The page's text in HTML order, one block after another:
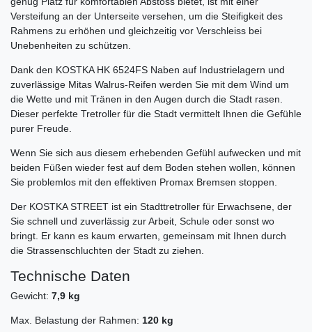
Versteifung an der Unterseite versehen, um die Steifigkeit des
Rahmens zu erhöhen und gleichzeitig vor Verschleiss bei
Unebenheiten zu schützen.
Dank den KOSTKA HK 6524FS Naben auf Industrielagern und
zuverlässige Mitas Walrus-Reifen werden Sie mit dem Wind um
die Wette und mit Tränen in den Augen durch die Stadt rasen.
Dieser perfekte Tretroller für die Stadt vermittelt Ihnen die Gefühle
purer Freude.
Wenn Sie sich aus diesem erhebenden Gefühl aufwecken und mit
beiden Füßen wieder fest auf dem Boden stehen wollen, können
Sie problemlos mit den effektiven Promax Bremsen stoppen.
Der KOSTKA STREET ist ein Stadttretroller für Erwachsene, der
Sie schnell und zuverlässig zur Arbeit, Schule oder sonst wo
bringt. Er kann es kaum erwarten, gemeinsam mit Ihnen durch
die Strassenschluchten der Stadt zu ziehen.
Technische Daten
Gewicht: 7,9 kg
Max. Belastung der Rahmen: 120 kg